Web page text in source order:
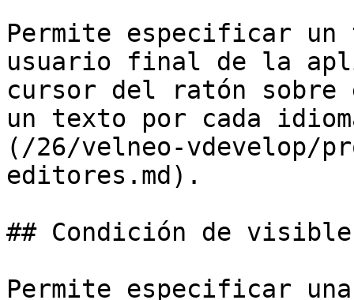
Permite especificar
usuario final de la
cursor del ratón
un texto por cada
(/26/velneo-vdevelop/
editores.md).
## Condición de visible
Permite especificar